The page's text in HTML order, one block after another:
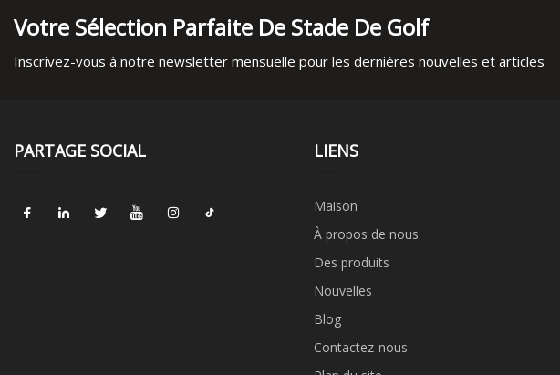
Votre Sélection Parfaite De Stade De Golf
Inscrivez-vous à notre newsletter mensuelle pour les dernières nouvelles et articles
PARTAGE SOCIAL LIENS
Maison
À propos de nous
Des produits
Nouvelles
Blog
Contactez-nous